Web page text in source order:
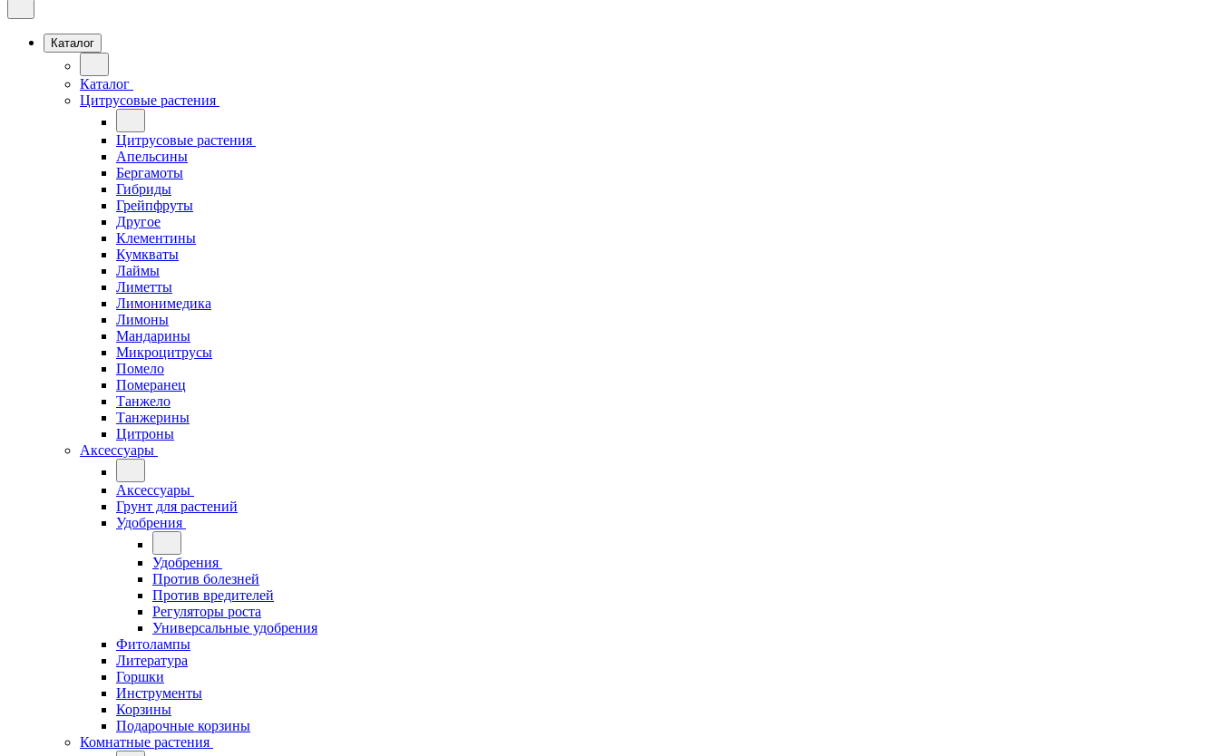
Каталог
Каталог
Цитрусовые растения
Цитрусовые растения
Апельсины
Бергамоты
Гибриды
Грейпфруты
Другое
Клементины
Кумкваты
Лаймы
Лиметты
Лимонимедика
Лимоны
Мандарины
Микроцитрусы
Помело
Померанец
Танжело
Танжерины
Цитроны
Аксессуары
Аксессуары
Грунт для растений
Удобрения
Удобрения
Против болезней
Против вредителей
Регуляторы роста
Универсальные удобрения
Фитолампы
Литература
Горшки
Инструменты
Корзины
Подарочные корзины
Комнатные растения